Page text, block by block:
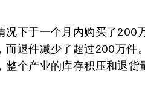
况下于一个月内购买了200
而退件减少了超过200万件
个产业的库存积压和退货